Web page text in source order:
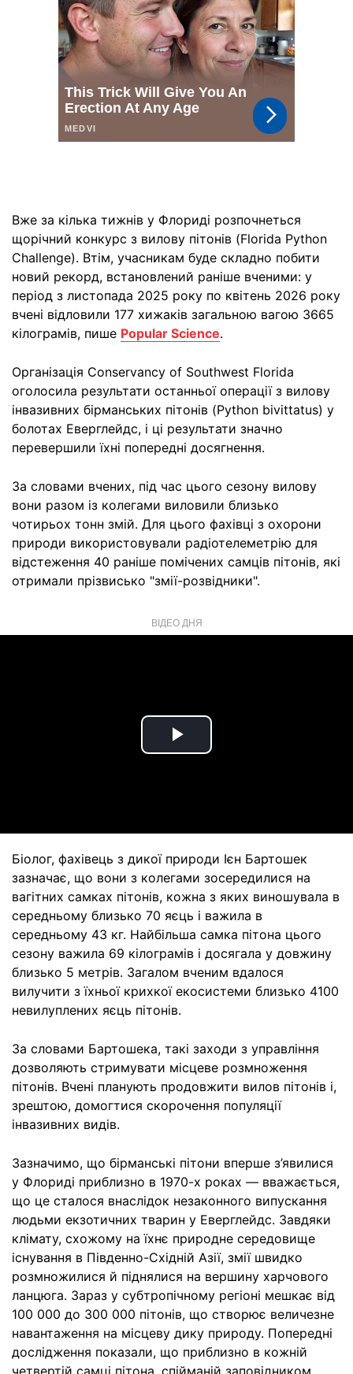
Вже за кілька тижнів у Флориді розпочнеться
щорічний конкурс з вилову пітонів (Florida Python
Challenge). Втім, учасникам буде складно побити
новий рекорд, встановлений раніше вченими: у
період з листопада 2025 року по квітень 2026 року
вчені відловили 177 хижаків загальною вагою 3665
кілограмів, пише Popular Science.
Організація Conservancy of Southwest Florida
оголосила результати останньої операції з вилову
інвазивних бірманських пітонів (Python bivittatus) у
болотах Еверглейдс, і ці результати значно
перевершили їхні попередні досягнення.
За словами вчених, під час цього сезону вилову
вони разом із колегами виловили близько
чотирьох тонн змій. Для цього фахівці з охорони
природи використовували радіотелеметрію для
відстеження 40 раніше помічених самців пітонів, які
отримали прізвисько "змії-розвідники".
ВІДЕО ДНЯ
Play
Біолог, фахівець з дикої природи Ієн Бартошек
зазначає, що вони з колегами зосередилися на
вагітних самках пітонів, кожна з яких виношувала в
середньому близько 70 яєць і важила в
середньому 43 кг. Найбільша самка пітона цього
сезону важила 69 кілограмів і досягала у довжину
близько 5 метрів. Загалом вченим вдалося
вилучити з їхньої крихкої екосистеми близько 4100
невилуплених яєць пітонів.
За словами Бартошека, такі заходи з управління
дозволяють стримувати місцеве розмноження
пітонів. Вчені планують продовжити вилов пітонів і,
зрештою, домогтися скорочення популяції
інвазивних видів.
Зазначимо, що бірманські пітони вперше з’явилися
у Флориді приблизно в 1970-х роках — вважається,
що це сталося внаслідок незаконного випускання
людьми екзотичних тварин у Еверглейдс. Завдяки
клімату, схожому на їхнє природне середовище
існування в Південно-Східній Азії, змії швидко
розмножилися й піднялися на вершину харчового
ланцюга. Зараз у субтропічному регіоні мешкає від
100 000 до 300 000 пітонів, що створює величезне
навантаження на місцеву дику природу. Попередні
дослідження показали, що приблизно в кожній
четвертій самці пітона, спійманій заповідником,